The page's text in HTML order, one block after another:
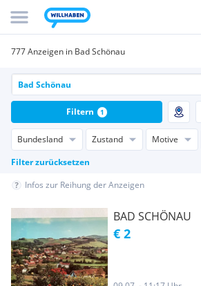
777 Anzeigen in Bad Schönau
Bundesland Zustand Motive
Filter zurücksetzen
Filtern 1
Infos zur Reihung der Anzeigen
BAD SCHÖNAU
€ 2